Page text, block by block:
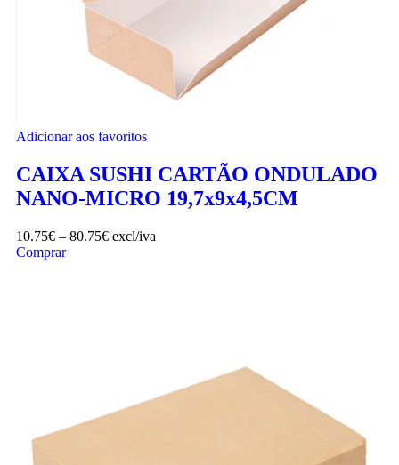
Adicionar aos favoritos
CAIXA SUSHI CARTÃO ONDULADO
NANO-MICRO 19,7x9x4,5CM
10.75€ – 80.75€ excl/iva
Comprar